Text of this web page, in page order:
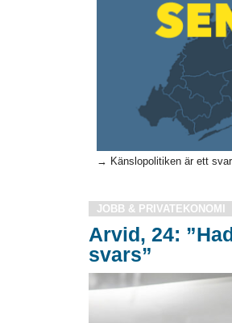
→ Känslopolitiken är ett svar
JOBB & PRIVATEKONOMI
Arvid, 24:
svars”